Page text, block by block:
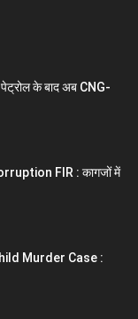
के बाद अब CNG-
FIR : कागजों में
Murder Case :